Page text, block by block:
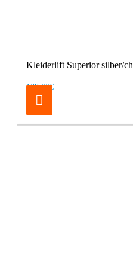
Kleiderlift Superior silber/
138,66€